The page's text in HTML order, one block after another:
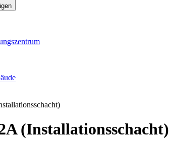
(Installationsschacht)